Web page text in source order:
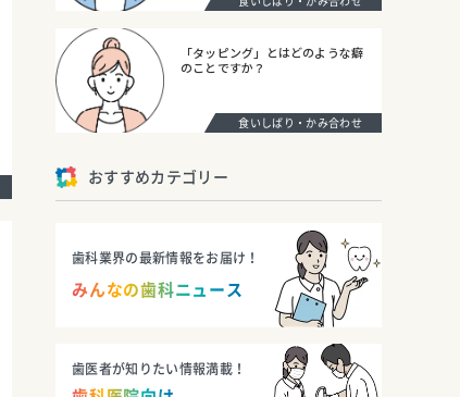
「タッピング」とはどのような癖
のことですか？
食いしばり・かみ合わせ
おすすめカテゴリー
歯科業界の最新情報をお届け！
みんなの歯科ニュース
歯医者が知りたい情報満載！